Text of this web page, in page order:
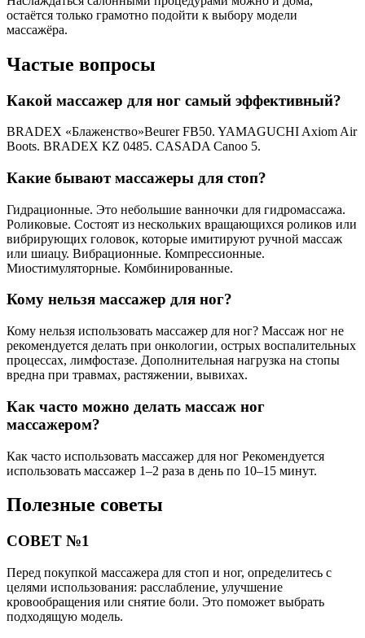
остаётся только грамотно подойти к выбору модели
массажёра.
Частые вопросы
Какой массажер для ног самый эффективный?
BRADEX «Блаженство»Beurer FB50. YAMAGUCHI Axiom Air
Boots. BRADEX KZ 0485. CASADA Canoo 5.
Какие бывают массажеры для стоп?
Гидрационные. Это небольшие ванночки для гидромассажа.
Роликовые. Состоят из нескольких вращающихся роликов или
вибрирующих головок, которые имитируют ручной массаж
или шиацу. Вибрационные. Компрессионные.
Миостимуляторные. Комбинированные.
Кому нельзя массажер для ног?
Кому нельзя использовать массажер для ног? Массаж ног не
рекомендуется делать при онкологии, острых воспалительных
процессах, лимфостазе. Дополнительная нагрузка на стопы
вредна при травмах, растяжении, вывихах.
Как часто можно делать массаж ног
массажером?
Как часто использовать массажер для ног Рекомендуется
использовать массажер 1–2 раза в день по 10–15 минут.
Полезные советы
СОВЕТ №1
Перед покупкой массажера для стоп и ног, определитесь с
целями использования: расслабление, улучшение
кровообращения или снятие боли. Это поможет выбрать
подходящую модель.